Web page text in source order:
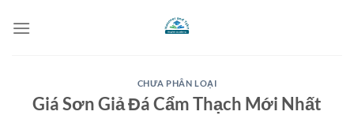
qua
CHƯA PHÂN LOẠI
Giá Sơn Giả Đá Cẩm Thạch Mới Nhất